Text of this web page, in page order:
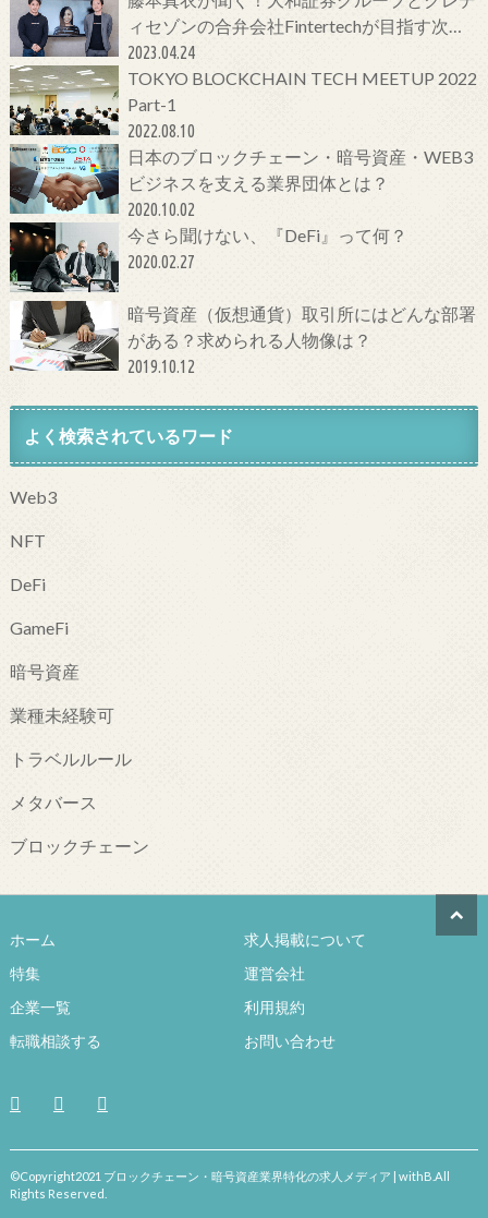
ィセゾンの合弁会社Fintertechが目指す次世
代金融サービスとは
2023.04.24
TOKYO BLOCKCHAIN TECH MEETUP 2022
Part-1
2022.08.10
日本のブロックチェーン・暗号資産・WEB3
ビジネスを支える業界団体とは？
2020.10.02
今さら聞けない、『DeFi』って何？
2020.02.27
暗号資産（仮想通貨）取引所にはどんな部署
がある？求められる人物像は？
2019.10.12
よく検索されているワード
Web3
NFT
DeFi
GameFi
暗号資産
業種未経験可
トラベルルール
メタバース
ブロックチェーン
ホーム
特集
企業一覧
転職相談する
求人掲載について
運営会社
利用規約
お問い合わせ
©Copyright2021 ブロックチェーン・暗号資産業界特化の求人メディア | withB.All
Rights Reserved.